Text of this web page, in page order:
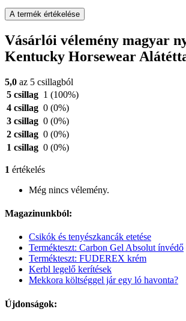
A termék értékelése
Vásárlói vélemény magyar
Kentucky Horsewear
5,0 az 5 csillagból
5 csillag 1 (100%)
4 csillag 0 (0%)
3 csillag 0 (0%)
2 csillag 0 (0%)
1 csillag 0 (0%)
1 értékelés
Még nincs vélemény.
Magazinunkból:
Csikók és tenyészkancák etetése
Termékteszt: Carbon Gel Absolut ínvédő
Termékteszt: FUDEREX krém
Kerbl legelő kerítések
Mekkora költséggel jár egy ló havonta?
Újdonságok: